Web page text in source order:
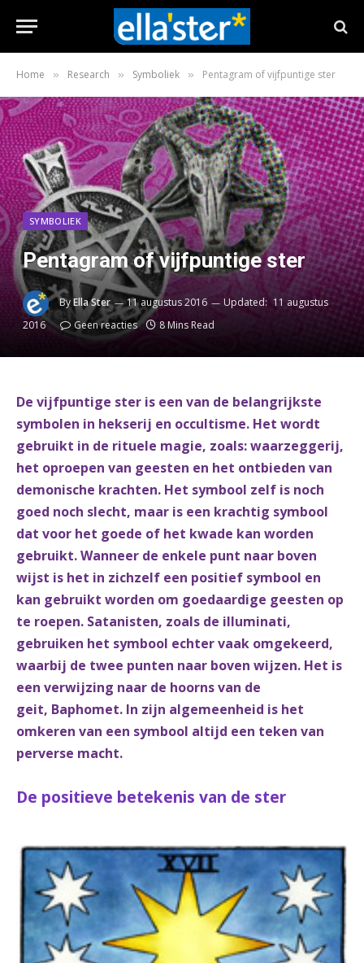
Home » Research » Symboliek » Pentagram of vijfpuntige ster
SYMBOLIEK
Pentagram of vijfpuntige ster
ByElla Ster 11 augustus 2016 Updated: 11 augustus
2016
Geen reacties 8 Mins Read
De vijfpuntige ster is een van de belangrijkste
symbolen in hekserij en occultisme. Het wordt
gebruikt in de rituele magie, zoals: waarzeggerij,
het oproepen van geesten en het ontbieden van
demonische krachten. Het symbool zelf is noch
goed noch slecht, maar is een krachtig symbool
dat voor het goede of het kwade kan worden
gebruikt. Wanneer de enkele punt naar boven
wijst is het in zichzelf een positief symbool en
kan gebruikt worden om goedaardige geesten op
te roepen. Satanisten, zoals de illuminati,
gebruiken het symbool echter vaak omgekeerd,
waarbij de twee punten naar boven wijzen. Het is
een verwijzing naar de hoorns van de
geit, Baphomet. In zijn algemeenheid is het
omkeren van een symbool altijd een teken van
perverse macht.
De positieve betekenis van de ster